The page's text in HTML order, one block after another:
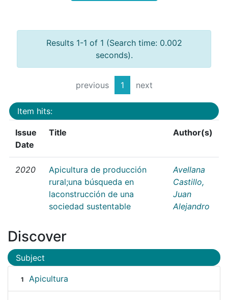
Results 1-1 of 1 (Search time: 0.002
seconds).
previous 1 next
Item hits:
Issue
Date
Title Author(s)
2020
Apicultura de producción
rural;una búsqueda en
laconstrucción de una
sociedad sustentable
Avellana
Castillo,
Juan
Alejandro
Discover
Subject
1 Apicultura